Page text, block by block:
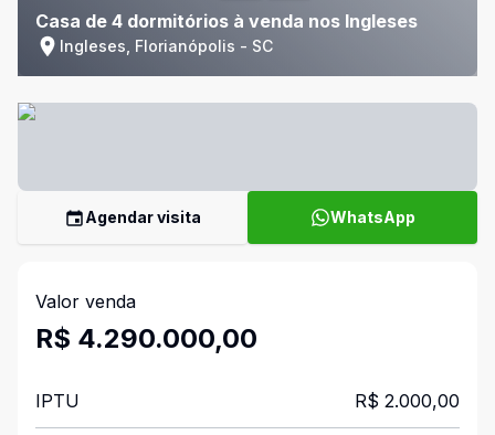
Casa de 4 dormitórios à venda nos Ingleses
Ingleses, Florianópolis - SC
Agendar visita WhatsApp
Valor venda
R$ 4.290.000,00
IPTU R$ 2.000,00